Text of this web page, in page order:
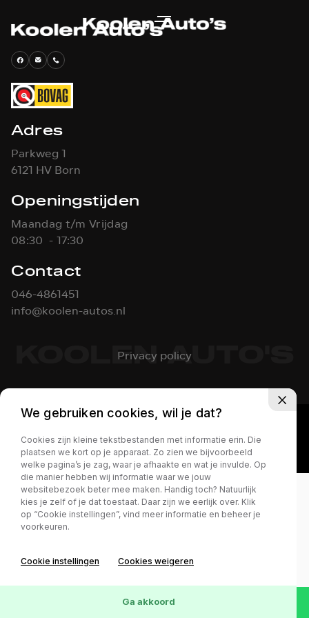
Adres
Parkweg 1
6121 HV Born
Openingstijden
Maandag t/m Vrijdag
08:30 - 17:30
Contact
046-4861451
info@koolen-autos.nl
KOOLEN AUTO'S
Privacy policy
We gebruiken cookies, wil je dat?
Cookies zijn kleine tekstbestanden met informatie erin. Die
plaatsen we kort op je apparaat. Zo zien we bijvoorbeeld
welke pagina’s je zag, waar je afhaakte en wat je invulde. Op
die manier hebben wij informatie waar we jouw
websitebezoek beter mee maken. Handig toch? Natuurlijk
kies je zelf of je dat toestaat. Daar zijn we eerlijk over. Klik
op “Cookie instellingen”, vind meer informatie en beheer je
voorkeuren.
Cookie instellingen Cookies weigeren
Ga akkoord